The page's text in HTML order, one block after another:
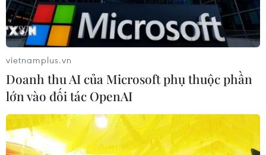
vietnamplus.vn
Doanh thu AI của Microsoft phụ thuộc phần
lớn vào đối tác OpenAI